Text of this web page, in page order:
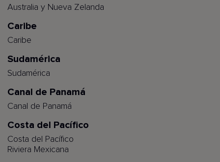
Australia y Nueva Zelanda
Caribe
Caribe
Sudamérica
Sudamérica
Canal de Panamá
Canal de Panamá
Costa del Pacífico
Costa del Pacífico
Riviera Mexicana